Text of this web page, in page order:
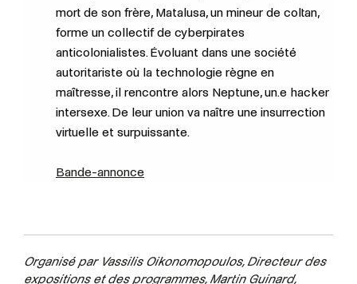
mort de son frère, Matalusa, un mineur de coltan,
forme un collectif de cyberpirates
anticolonialistes. Évoluant dans une société
autoritariste où la technologie règne en
maîtresse, il rencontre alors Neptune, un.e hacker
intersexe. De leur union va naître une insurrection
virtuelle et surpuissante.
Bande-annonce
Organisé par Vassilis Oikonomopoulos, Directeur des
expositions et des programmes, Martin Guinard,